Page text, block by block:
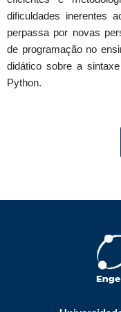
dificuldades inerentes
perpassa por novas
de programação no
didático sobre a
Python.